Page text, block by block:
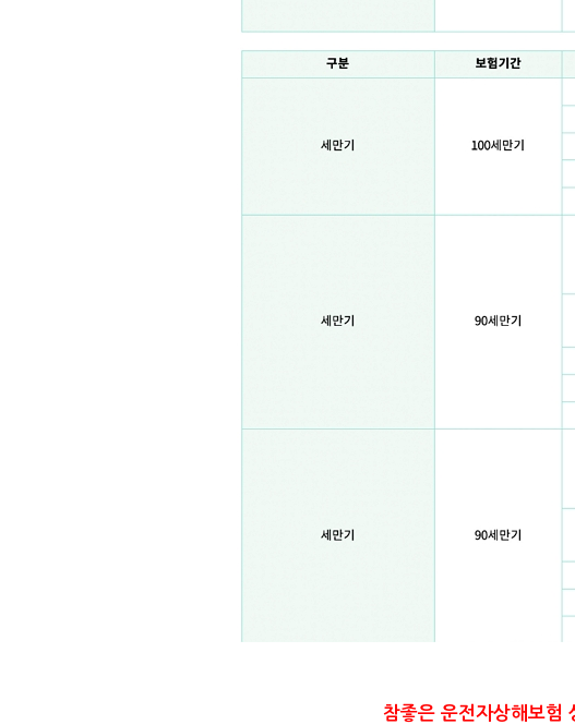
참좋은 운전자상해보험